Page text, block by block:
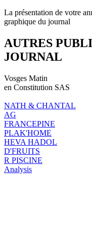
La présentation de votre
graphique du journal
AUTRES
JOURNAL
Vosges Matin
en Constitution SAS
NATH & CHANTAL
AG
FRANCEPINE
PLAK'HOME
HEVA HADOL
D'FRUITS
R PISCINE
Analysis